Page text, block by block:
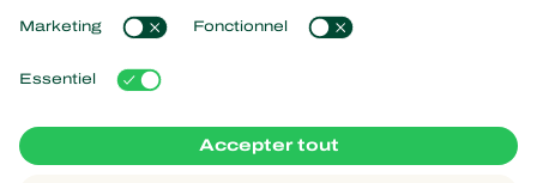
Nématodes entomopathogènes
Micro-organismes bénéfiques
Protection des cultures
Actualités & informations
Formations Koppert
Travailler chez Koppert
Contact
Liens populaires
Retour d’expérience
Koppert Global
Gérer les cookies